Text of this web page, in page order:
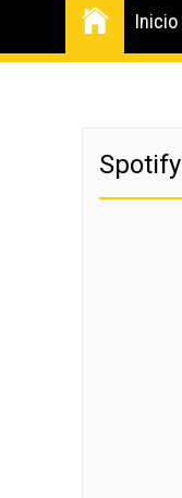
Inicio
Spotify